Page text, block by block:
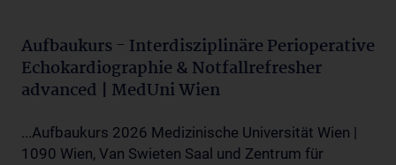
Aufbaukurs - Interdisziplinäre Perioperative
Echokardiographie & Notfallrefresher
advanced | MedUni Wien
...Aufbaukurs 2026 Medizinische Universität Wien |
1090 Wien, Van Swieten Saal und Zentrum für